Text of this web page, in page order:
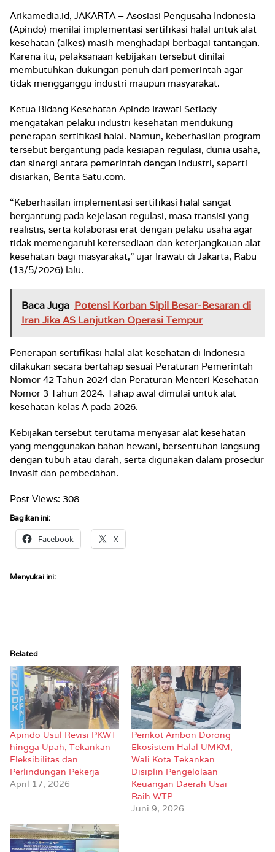
Arikamedia.id, JAKARTA– Asosiasi Pengusaha Indonesia
(Apindo) menilai implementasi sertifikasi halal untuk alat
kesehatan (alkes) masih menghadapi berbagai tantangan.
Karena itu, pelaksanaan kebijakan tersebut dinilai
membutuhkan dukungan penuh dari pemerintah agar
tidak mengganggu industri maupun masyarakat.
Ketua Bidang Kesehatan Apindo Irawati Setiady
mengatakan pelaku industri kesehatan mendukung
penerapan sertifikasi halal. Namun, keberhasilan program
tersebut bergantung pada kesiapan regulasi, dunia usaha,
dan sinergi antara pemerintah dengan industri, seperti
disiarkan, Berita Satu.com.
“Keberhasilan implementasi sertifikasi halal sangat
bergantung pada kejelasan regulasi, masa transisi yang
realistis, serta kolaborasi erat dengan pelaku usaha agar
tidak memengaruhi ketersediaan dan keterjangkauan alat
kesehatan bagi masyarakat,” ujar Irawati di Jakarta, Rabu
(13/5/2026) lalu.
Baca Juga Potensi Korban Sipil Besar-Besaran di
Iran Jika AS Lanjutkan Operasi Tempur
Penerapan sertifikasi halal alat kesehatan di Indonesia
dilakukan secara bertahap sesuai Peraturan Pemerintah
Nomor 42 Tahun 2024 dan Peraturan Menteri Kesehatan
Nomor 3 Tahun 2024. Tahap awal dimulai untuk alat
kesehatan kelas A pada 2026.
Kebijakan tersebut terutama menyasar alat kesehatan
yang menggunakan bahan hewani, bersentuhan langsung
dengan tubuh atau darah, serta digunakan dalam prosedur
invasif dan pembedahan.
Post Views: 308
Bagikan ini:
Facebook X
Menyukai ini:
Related
Apindo Usul Revisi PKWT
hingga Upah, Tekankan
Fleksibilitas dan
Perlindungan Pekerja
April 17, 2026
Pemkot Ambon Dorong
Ekosistem Halal UMKM,
Wali Kota Tekankan
Disiplin Pengelolaan
Keuangan Daerah Usai
Raih WTP
Juni 9, 2026